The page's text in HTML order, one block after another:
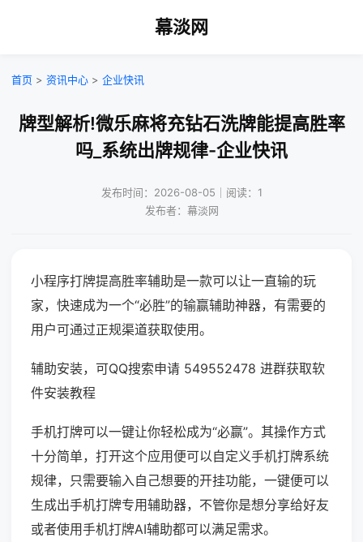
幕淡网
首页 > 资讯中心 > 企业快讯
牌型解析!微乐麻将充钻石洗牌能提高胜率
吗_系统出牌规律-企业快讯
发布时间：2026-08-05｜阅读：1
发布者：幕淡网
小程序打牌提高胜率辅助是一款可以让一直输的玩
家，快速成为一个“必胜”的输赢辅助神器，有需要的
用户可通过正规渠道获取使用。
辅助安装，可QQ搜索申请 549552478 进群获取软
件安装教程
手机打牌可以一键让你轻松成为“必赢”。其操作方式
十分简单，打开这个应用便可以自定义手机打牌系统
规律，只需要输入自己想要的开挂功能，一键便可以
生成出手机打牌专用辅助器，不管你是想分享给好友
或者使用手机打牌AI辅助都可以满足需求。